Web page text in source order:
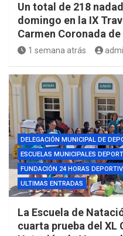
Un total de 218
domingo en la IX
Carmen Coronada
1 semana atrás
DELEGACIÓN MUNICIPAL DE
ESCUELAS MUNICIPALES
FUNDACIÓN 24 HORAS
ULTIMAS ENTRADAS
La Escuela de
cuarta prueba del